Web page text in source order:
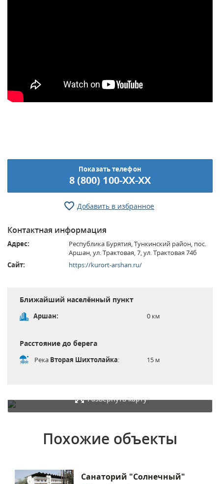
Показать телефон
8 (800) 100-XX-XX
Добавить в избранное
Контактная информация
Адрес:
Республика Бурятия, Тункинский район, пос.
Аршан, ул. Трактовая, 7, ул. Трактовая 74б
Сайт:
https://kurort-arshan.ru/
Ближайший населённый пункт
Аршан: 0 км
Расстояние до берега
Река Вторая Шихтолайка: 15 м
Развернуть карту
Похожие объекты
Санаторий "Солнечный"